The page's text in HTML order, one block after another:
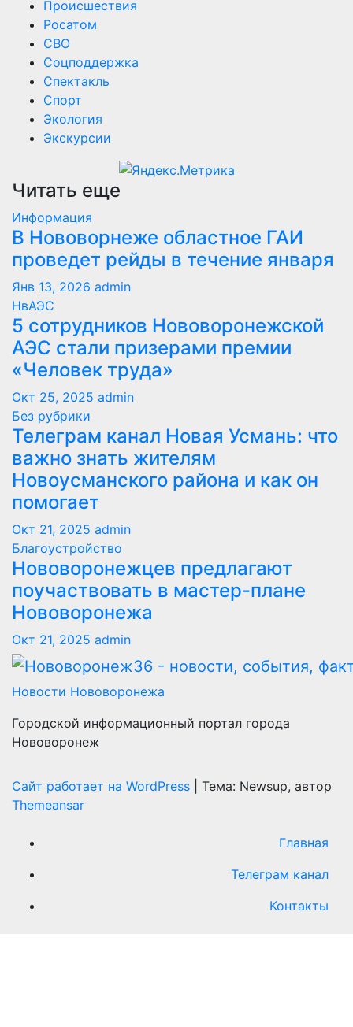
Происшествия
Росатом
СВО
Соцподдержка
Спектакль
Спорт
Экология
Экскурсии
Читать еще
Информация
В Нововорнеже областное ГАИ
проведет рейды в течение января
Янв 13, 2026 admin
НвАЭС
5 сотрудников Нововоронежской
АЭС стали призерами премии
«Человек труда»
Окт 25, 2025 admin
Без рубрики
Телеграм канал Новая Усмань: что
важно знать жителям
Новоусманского района и как он
помогает
Окт 21, 2025 admin
Благоустройство
Нововоронежцев предлагают
поучаствовать в мастер-плане
Нововоронежа
Окт 21, 2025 admin
Новости Нововоронежа
Городской информационный портал города
Нововоронеж
Сайт работает на WordPress
Тема: Newsup, автор
Themeansar
Главная
Телеграм канал
Контакты